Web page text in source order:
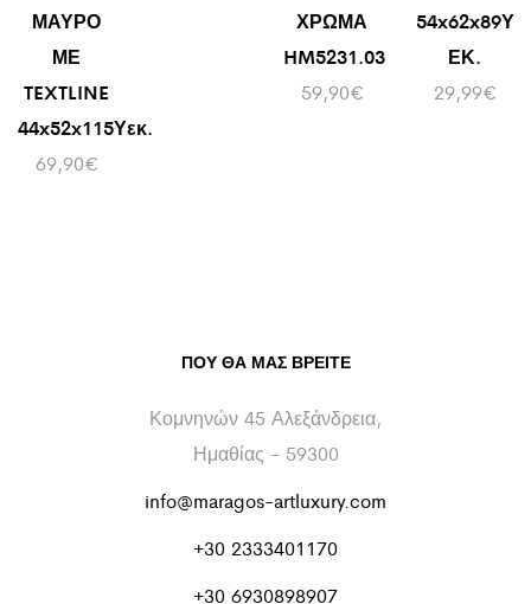
ΜΑΥΡΟ
ΜΕ
TEXTLINE
44x52x115Υεκ.
69,90€
ΧΡΩΜΑ
HM5231.03
59,90€
54x62x89Υ
ΕΚ.
29,99€
ΠΟΥ ΘΑ ΜΑΣ ΒΡΕΊΤΕ
Κομνηνών 45 Αλεξάνδρεια,
Ημαθίας - 59300
info@maragos-artluxury.com
+30 2333401170
+30 6930898907